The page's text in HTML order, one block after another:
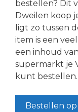
bestellen? Dit
Dweilen koop
ligt zo tussen
item is een
een inhoud
supermarkt je
kunt bestellen.
Bestellen op